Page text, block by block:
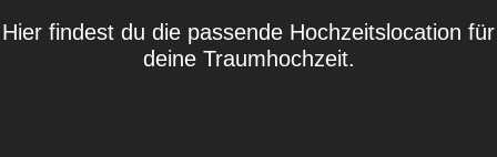
Hier findest du die passende Hochzeitslocation für
deine Traumhochzeit.